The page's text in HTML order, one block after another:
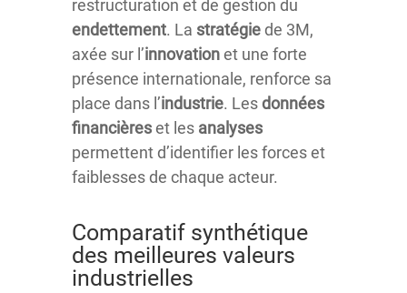
restructuration et de gestion du
endettement. La stratégie de 3M,
axée sur l’innovationet une forte
présence internationale, renforce sa
place dans l’industrie. Lesdonnées
financièreset les analyses
permettent d’identifier les forces et
faiblesses de chaque acteur.
Comparatif synthétique
des meilleures valeurs
industrielles